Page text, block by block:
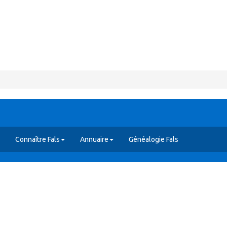
Connaître Fals Annuaire Généalogie Fals